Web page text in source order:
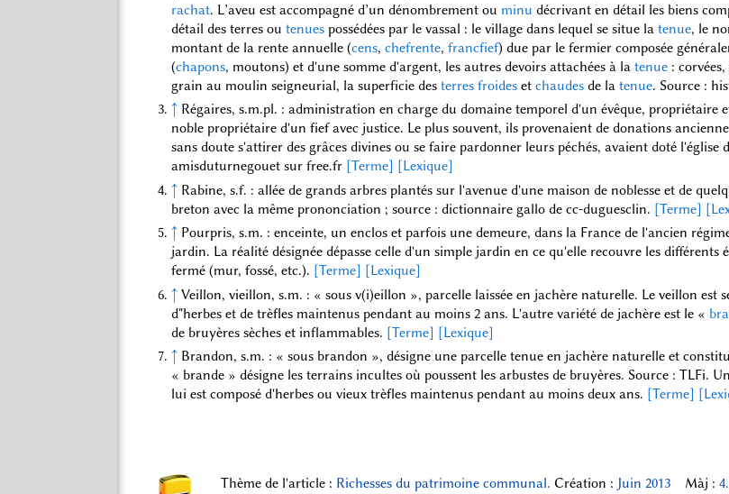
rachat. L’aveu est accompagné d’un dénombrement ou minu décrivant en détail les biens
détail des terres ou tenues possédées par le vassal : le village dans lequel se situe la tenue, le
montant de la rente annuelle (cens, chefrente, francfief) due par le fermier composée
(chapons, moutons) et d'une somme d'argent, les autres devoirs attachées à la tenue :
grain au moulin seigneurial, la superficie des terres froides et chaudes de la tenue. Source :
↑ Régaires, s.m.pl. : administration en charge du domaine temporel d'un évêque,
noble propriétaire d'un fief avec justice. Le plus souvent, ils provenaient de donations
sans doute s'attirer des grâces divines ou se faire pardonner leurs péchés, avaient doté l'église
amisduturnegouet sur free.fr [Terme] [Lexique]
↑ Rabine, s.f. : allée de grands arbres plantés sur l'avenue d'une maison de noblesse et de
breton avec la même prononciation ; source : dictionnaire gallo de cc-duguesclin. [Terme]
↑ Pourpris, s.m. : enceinte, un enclos et parfois une demeure, dans la France de l'ancien
jardin. La réalité désignée dépasse celle d'un simple jardin en ce qu'elle recouvre les
fermé (mur, fossé, etc.). [Terme] [Lexique]
↑ Veillon, vieillon, s.m. : « sous v(i)eillon », parcelle laissée en jachère naturelle. Le veillon est
d"herbes et de trèfles maintenus pendant au moins 2 ans. L'autre variété de jachère est le «
de bruyères sèches et inflammables. [Terme] [Lexique]
↑ Brandon, s.m. : « sous brandon », désigne une parcelle tenue en jachère naturelle et
« brande » désigne les terrains incultes où poussent les arbustes de bruyères. Source : TLFi.
lui est composé d'herbes ou vieux trèfles maintenus pendant au moins deux ans. [Terme]
Thème de l'article : Richesses du patrimoine communal. Création : Juin 2013 Màj :